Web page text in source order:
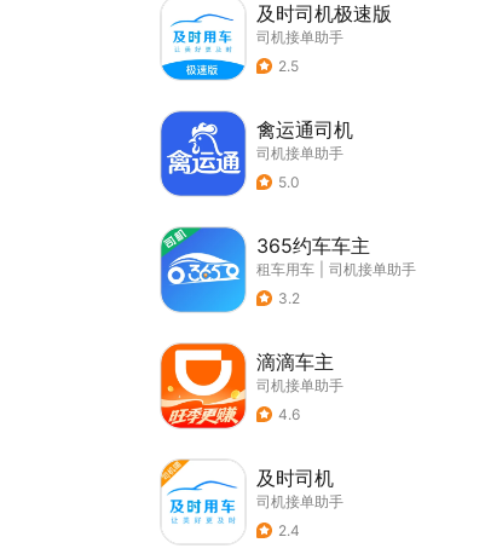
及时司机极速版
司机接单助手
2.5
禽运通司机
司机接单助手
5.0
365约车车主
租车用车
司机接单助手
3.2
滴滴车主
司机接单助手
4.6
及时司机
司机接单助手
2.4